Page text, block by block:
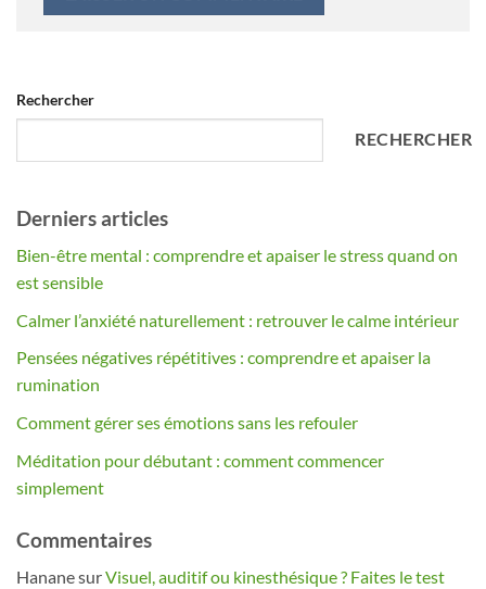
Rechercher
RECHERCHER
Derniers articles
Bien-être mental : comprendre et apaiser le stress quand on
est sensible
Calmer l’anxiété naturellement : retrouver le calme intérieur
Pensées négatives répétitives : comprendre et apaiser la
rumination
Comment gérer ses émotions sans les refouler
Méditation pour débutant : comment commencer
simplement
Commentaires
HananesurVisuel, auditif ou kinesthésique ? Faites le test